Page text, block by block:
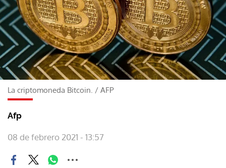
La criptomoneda Bitcoin. / AFP
Afp
08 de febrero 2021 - 13:57